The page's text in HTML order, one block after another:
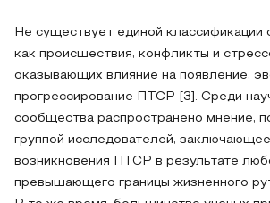
Не существует единой классификации
как происшествия, конфликты и
оказывающих влияние на появление,
прогрессирование ПТСР [3]. Среди
сообщества распространено мнение,
группой исследователей,
возникновения ПТСР в результате
превышающего границы жизненного